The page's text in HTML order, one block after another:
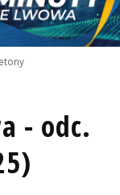
- odc.